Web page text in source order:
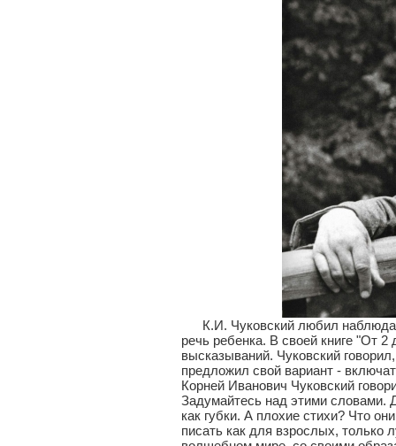
К.И. Чуковский любил
речь ребенка. В своей книге "От
высказываний. Чуковский
предложил свой вариант -
Корней Иванович Чуковский
Задумайтесь над этими словами.
как губки. А плохие стихи? Что
писать как для взрослых, только